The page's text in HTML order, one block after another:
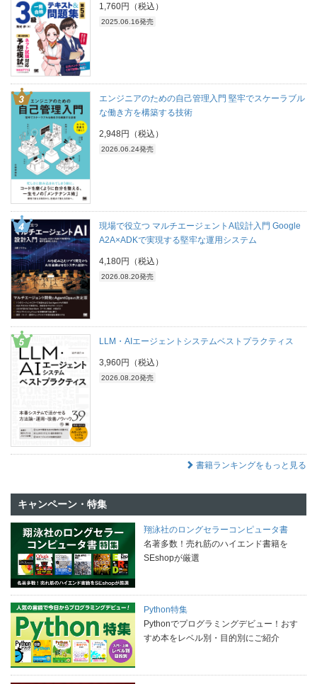
1,760円（税込）
2025.06.16発売
エンジニアのための自己管理入門 堅牢でスケーラブル
な働き方を構築する技術
2,948円（税込）
2026.06.24発売
現場で役立つ マルチエージェントAI設計入門 Google
A2A×ADKで実現する堅牢な運用システム
4,180円（税込）
2026.08.20発売
LLM・AIエージェントシステムベストプラクティス
3,960円（税込）
2026.08.20発売
書籍ランキングをもっと見る
キャンペーン・特集
翔泳社のロングセラーコンピュータ書
名著多数！売れ筋のハイエンド書籍を
SEshopが厳選
Python特集
Pythonでプログラミングデビュー！おす
すめ本をレベル別・目的別にご紹介